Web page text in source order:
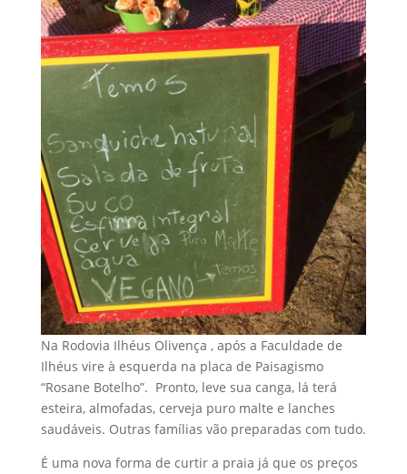
Na Rodovia Ilhéus Olivença , após a Faculdade de
Ilhéus vire à esquerda na placa de Paisagismo
“Rosane Botelho”. Pronto, leve sua canga, lá terá
esteira, almofadas, cerveja puro malte e lanches
saudáveis. Outras famílias vão preparadas com tudo.
É uma nova forma de curtir a praia já que os preços